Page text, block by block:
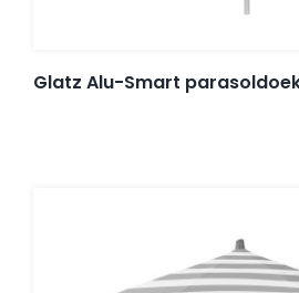
Glatz Alu-Smart